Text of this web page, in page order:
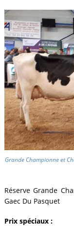
Grande Championne et
Réserve Grande
Gaec Du Pasquet
Prix spéciaux :